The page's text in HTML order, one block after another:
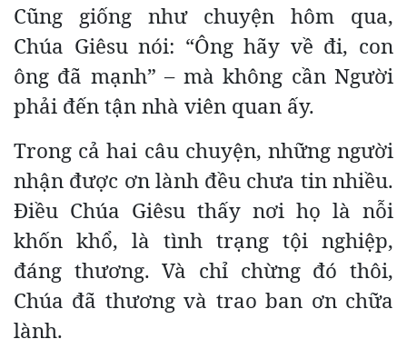
Cũng giống như chuyện hôm qua,
Chúa Giêsu nói: “Ông hãy về đi, con
ông đã mạnh” – mà không cần Người
phải đến tận nhà viên quan ấy.
Trong cả hai câu chuyện, những người
nhận được ơn lành đều chưa tin nhiều.
Điều Chúa Giêsu thấy nơi họ là nỗi
khốn khổ, là tình trạng tội nghiệp,
đáng thương. Và chỉ chừng đó thôi,
Chúa đã thương và trao ban ơn chữa
lành.